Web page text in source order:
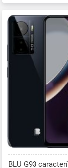
BLU G93